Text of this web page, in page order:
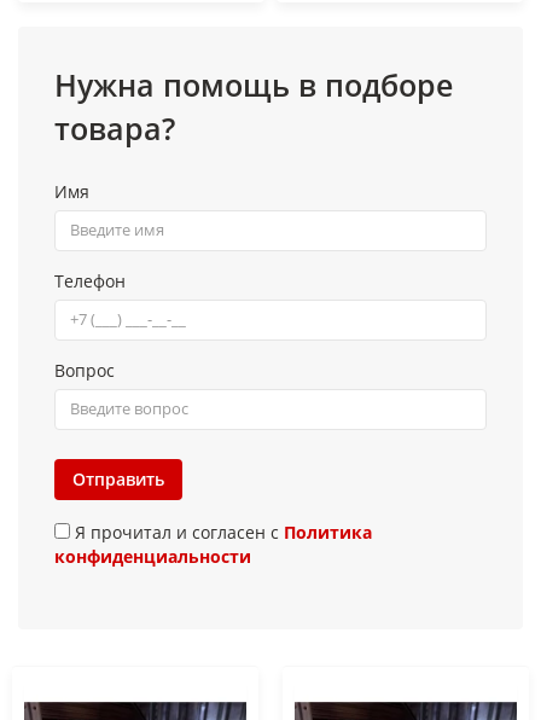
Нужна помощь в подборе
товара?
Имя
Телефон
Вопрос
Отправить
Я прочитал и согласен с Политика
конфиденциальности